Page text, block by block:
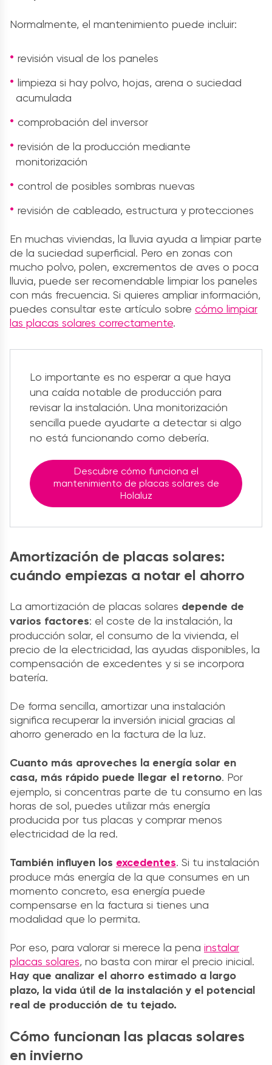
Normalmente, el mantenimiento puede incluir:
revisión visual de los paneles
limpieza si hay polvo, hojas, arena o suciedad
acumulada
comprobación del inversor
revisión de la producción mediante
monitorización
control de posibles sombras nuevas
revisión de cableado, estructura y protecciones
En muchas viviendas, la lluvia ayuda a limpiar parte
de la suciedad superficial. Pero en zonas con
mucho polvo, polen, excrementos de aves o poca
lluvia, puede ser recomendable limpiar los paneles
con más frecuencia. Si quieres ampliar información,
puedes consultar este artículo sobre cómo limpiar
las placas solares correctamente.
Lo importante es no esperar a que haya
una caída notable de producción para
revisar la instalación. Una monitorización
sencilla puede ayudarte a detectar si algo
no está funcionando como debería.
Descubre cómo funciona el
mantenimiento de placas solares de
Holaluz
Amortización de placas solares:
cuándo empiezas a notar el ahorro
La amortización de placas solares depende de
varios factores: el coste de la instalación, la
producción solar, el consumo de la vivienda, el
precio de la electricidad, las ayudas disponibles, la
compensación de excedentes y si se incorpora
batería.
De forma sencilla, amortizar una instalación
significa recuperar la inversión inicial gracias al
ahorro generado en la factura de la luz.
Cuanto más aproveches la energía solar en
casa, más rápido puede llegar el retorno. Por
ejemplo, si concentras parte de tu consumo en las
horas de sol, puedes utilizar más energía
producida por tus placas y comprar menos
electricidad de la red.
También influyen los excedentes. Si tu instalación
produce más energía de la que consumes en un
momento concreto, esa energía puede
compensarse en la factura si tienes una
modalidad que lo permita.
Por eso, para valorar si merece la pena instalar
placas solares, no basta con mirar el precio inicial.
Hay que analizar el ahorro estimado a largo
plazo, la vida útil de la instalación y el potencial
real de producción de tu tejado.
Cómo funcionan las placas solares
en invierno